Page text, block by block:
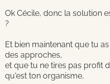
Ok Cécile, donc la solution
?
Et bien maintenant que tu
des approches,
et que tu ne tires pas profit
qu'est ton organisme,